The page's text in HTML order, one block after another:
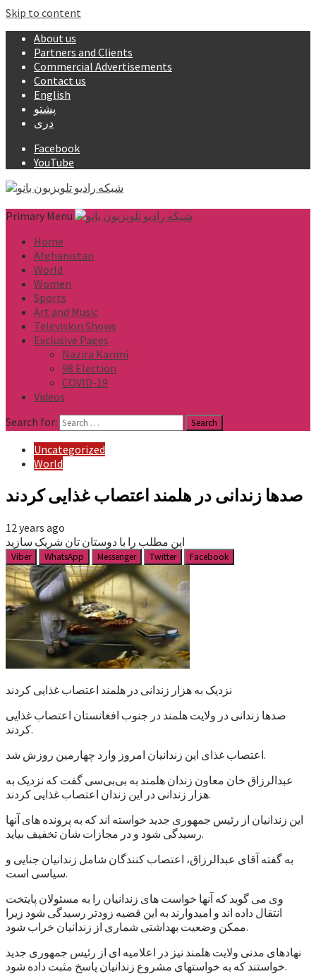
Skip to content
About us
Partners and Clients
Commercial Advertisements
Contact us
English
پشتو
دری
Facebook
YouTube
Primary Menu
Home
Afghanistan
World
Women
Sports
Art and Music
Television Shows
Exclusive Pages
Nazira Karimi
98 Election
COVID-19
Videos
Search for:
Uncategorized
World
صدها زندانی در هلمند اعتصاب غذایی کردند
12 years ago
این مطلب را با دوستان تان شریک سازید
Viber WhatsApp Messenger Twitter Facebook
نزدیک به هزار زندانی در هلمند اعتصاب غذایی کردند
صدها زندانی در ولایت هلمند در جنوب افغانستان اعتصاب غذایی
کردند.
اعتصاب غذای این زندانیان امروز وارد چهارمین روزش شد.
عبدالرزاق خان معاون زندان هلمند به بی‌بی‌سی گفت که نزدیک به
هزار زندانی در این زندان اعتصاب غذایی کردند.
این زندانیان از رئیس جمهوری جدید خواسته اند که به پرونده های آنها
رسیدگی شود و در مجازات شان تخفیف بیاید.
به گفته آقای عبدالرزاق، اعتصاب کنندگان شامل زندانیان جنایی و
سیاسی است.
وی می گوید که آنها خواست های زندانیان را به مسئولان پایتخت
انتقال داده اند و امیدوارند به این قضیه زودتر رسیدگی شود زیرا
ممکن وضعیت بهداشتی شماری از زندانیان خراب شود.
نهادهای مدنی ولایت هلمند نیز در اعلامیه ای از رئیس جمهوری جدید
خواستند که به خواستهای مشروع زندانیان پاسخ مثبت داده شود.